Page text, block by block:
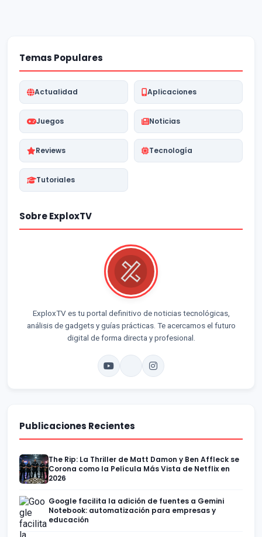
Temas Populares
Actualidad Aplicaciones
Juegos Noticias
Reviews Tecnología
Tutoriales
Sobre ExploxTV
ExploxTV es tu portal definitivo de noticias tecnológicas,
análisis de gadgets y guías prácticas. Te acercamos el futuro
digital de forma directa y profesional.
Publicaciones Recientes
The Rip: La Thriller de Matt Damon y Ben Affleck se
Corona como la Película Más Vista de Netflix en
2026
Google facilita la adición de fuentes a Gemini
Notebook: automatización para empresas y
educación